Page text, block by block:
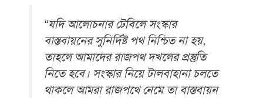
“যদি আলোচনার টেবিলে সংস্কার
বাস্তবায়নের সুনির্দিষ্ট পথ নিশ্চিত না হয়,
তাহলে আমাদের রাজপথ দখলের প্রস্তুতি
নিতে হবে। সংস্কার নিয়ে টালবাহানা চলতে
থাকলে আমরা রাজপথে নেমে তা বাস্তবায়ন